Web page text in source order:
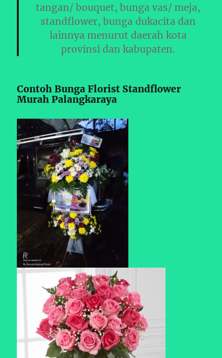
tangan/ bouquet, bunga vas/ meja,
standflower, bunga dukacita dan
lainnya menurut daerah kota
provinsi dan kabupaten.
Contoh Bunga Florist Standflower
Murah Palangkaraya